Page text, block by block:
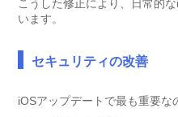
こうした修正により、日常的
います。
セキュリティの改善
iOSアップデートで最も重要な